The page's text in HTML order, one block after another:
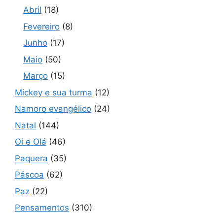
Abril (18)
Fevereiro (8)
Junho (17)
Maio (50)
Março (15)
Mickey e sua turma (12)
Namoro evangélico (24)
Natal (144)
Oi e Olá (46)
Paquera (35)
Páscoa (62)
Paz (22)
Pensamentos (310)